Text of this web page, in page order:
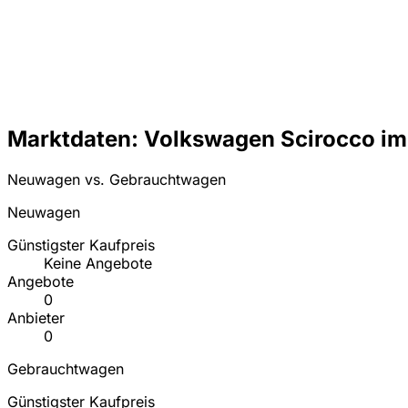
Marktdaten: Volkswagen Scirocco
Neuwagen vs. Gebrauchtwagen
Neuwagen
Günstigster Kaufpreis
Keine Angebote
Angebote
0
Anbieter
0
Gebrauchtwagen
Günstigster Kaufpreis